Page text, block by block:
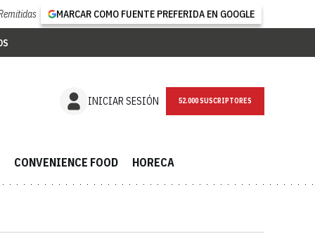
MARCAR COMO FUENTE PREFERIDA EN GOOGLE
INICIAR SESIÓN NEWSLETTER
CONVENIENCE FOOD HORECA